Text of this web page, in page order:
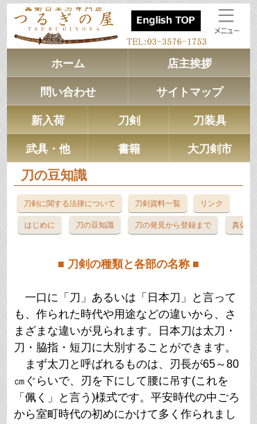
ホーム 店主挨拶
問い合わせ サイトマップ
新入荷 刀剣 刀装具
武具・他 書籍 大刀剣市
刀の豆知識
刀剣に関する法律について 刀剣資料一覧 リンク
はじめに 刀の豆知識 刀の発見から登録まで 真偽と
■ 刀剣の種類と各部の名称 ■
一口に「刀」あるいは「日本刀」と言って
も、作られた時代や用途などの違いから、さ
まざまな違いが見られます。日本刀は太刀・
刀・脇指・短刀に大別することができます。
まず太刀と呼ばれるものは、刃長が65～80
㎝ぐらいで、刃を下にして腰に吊す(これを
「佩く」と言う)様式です。平安時代の中ごろ
から室町時代の初めにかけて多く作られまし